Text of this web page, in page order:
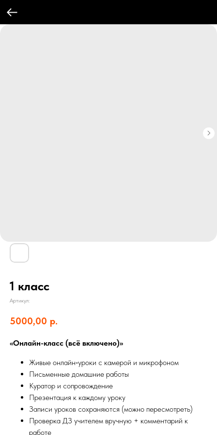
1 класс
Артикул:
5000,00 р.
«Онлайн-класс (всё включено)»
Живые онлайн‑уроки с камерой и микрофоном
Письменные домашние работы
Куратор и сопровождение
Презентация к каждому уроку
Записи уроков сохраняются (можно пересмотреть)
Проверка ДЗ учителем вручную + комментарий к
работе